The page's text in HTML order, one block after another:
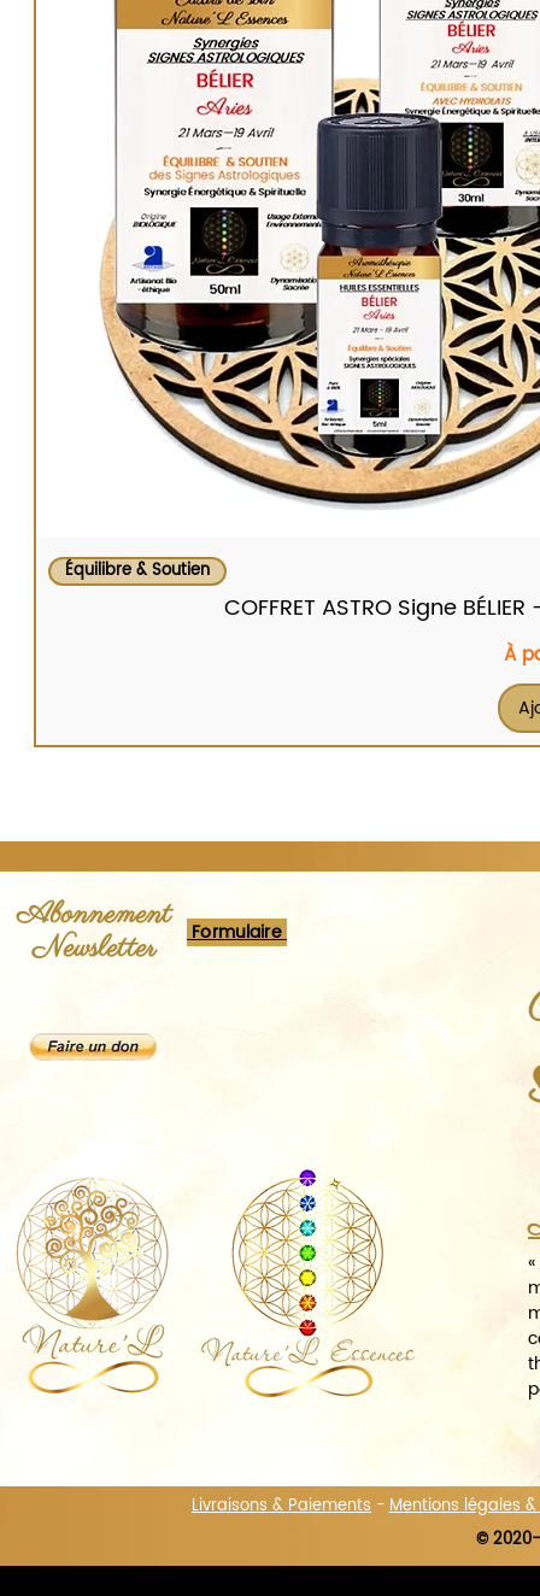
Équilibre & Soutien
COFFRET ASTRO Signe
À
Abonnement
Newsletter
Formulaire
Livraisons & Paiements -Mentions légales &
© 2020-